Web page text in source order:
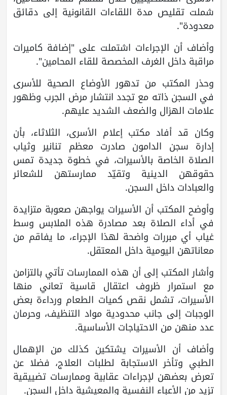
شملت تقليص مدة اللقاءات القانونية إلى دقائق
معدودة".
وأضاف أن الإجراءات اشتملت على "إضافة كاميرات
مراقبة داخل الغرف المخصصة للقاء المحامين".
وحذر المكتب من تدهور الأوضاع الصحية للأسرى
في السجن ذاته مع تجدد انتشار مرض الجرب وظهور
علامات الهزال والضعف الشديد عليهم.
وكان قد أفاد مكتب إعلام الأسرى، الثلاثاء، بأن
إدارة سجن الدامون صادرت معظم تنانير وثياب
الصلاة الخاصة بالأسيرات، في خطوة جديدة تمس
حقوقهن الدينية وتقيّد ممارستهن للشعائر
والعبادات داخل السجن.
وأوضح المكتب أن الأسيرات يواجهن صعوبة متزايدة
في أداء الصلاة بعد مصادرة هذه الملابس وسط
غياب أي مبررات واضحة لهذا الإجراء، ما يفاقم من
معاناتهن اليومية داخل المعتقل.
وأشار المكتب إلى أن هذه الممارسات تأتي بالتزامن
مع استمرار ظروف اعتقال قاسية تعاني منها
الأسيرات، تشمل نقص كميات الطعام ورداءة بعض
الوجبات إلى جانب محدودية مواد التنظيف، وحرمان
عدد منهن من الاحتياجات الأساسية.
وأضاف أن الأسيرات يشتكين كذلك من الإهمال
الطبي وتأخر الاستجابة لطلبات العلاج، فضلا عن
تعرض بعضهن لإجراءات عقابية وممارسات تضييقية
تزيد من الأعباء النفسية والمعيشية داخل السجن.